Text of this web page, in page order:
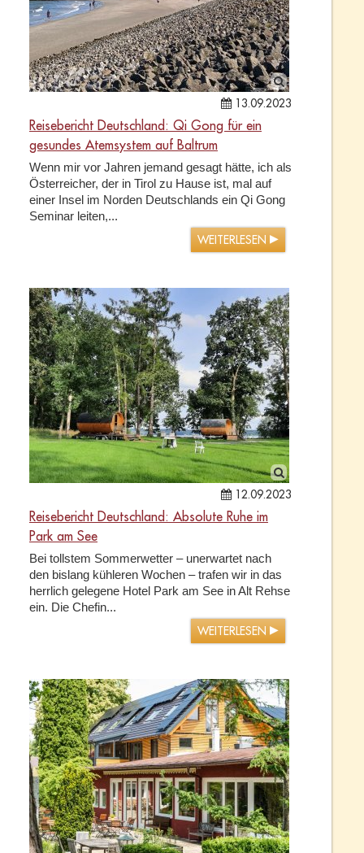
13.09.2023
Reisebericht Deutschland: Qi Gong für ein
gesundes Atemsystem auf Baltrum
Wenn mir vor Jahren jemand gesagt hätte, ich als
Österreicher, der in Tirol zu Hause ist, mal auf
einer Insel im Norden Deutschlands ein Qi Gong
Seminar leiten,...
WEITERLESEN
12.09.2023
Reisebericht Deutschland: Absolute Ruhe im
Park am See
Bei tollstem Sommerwetter – unerwartet nach
den bislang kühleren Wochen – trafen wir in das
herrlich gelegene Hotel Park am See in Alt Rehse
ein. Die Chefin...
WEITERLESEN